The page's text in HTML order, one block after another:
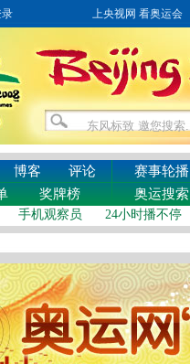
上央视网 看奥运会
博客 评论 赛事轮播
奖牌榜 奥运搜索
手机观察员 24小时播不停